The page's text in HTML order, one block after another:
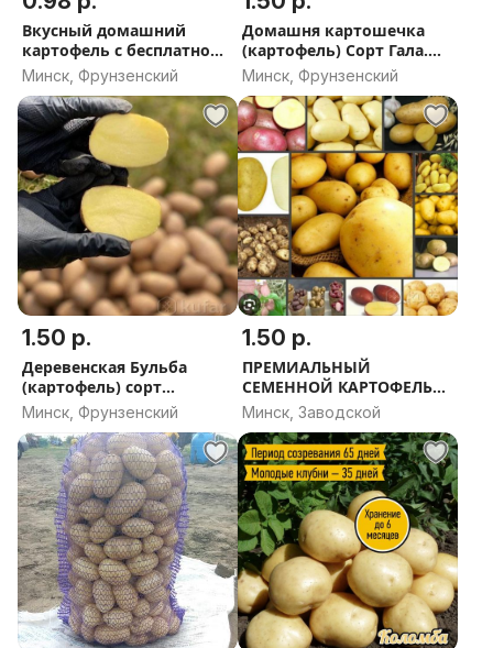
Вкусный домашний
картофель с бесплатной
доставкой сорт ''Сатина''
Минск, Фрунзенский
Домашня картошечка
(картофель) Сорт Гала.
Доставка
Минск, Фрунзенский
1.50 р.
Деревенская Бульба
(картофель) сорт
''Ласунак''
Минск, Фрунзенский
1.50 р.
ПРЕМИАЛЬНЫЙ
СЕМЕННОЙ КАРТОФЕЛЬ
(выбор оригинальных
сортов) Доставка по
Минску
Минск, Заводской